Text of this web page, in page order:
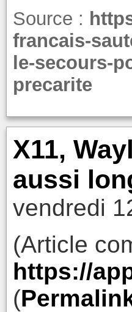
Source :
francais-
le-secours-
precarite
X11,
aussi
vendredi
(Article
https://
(